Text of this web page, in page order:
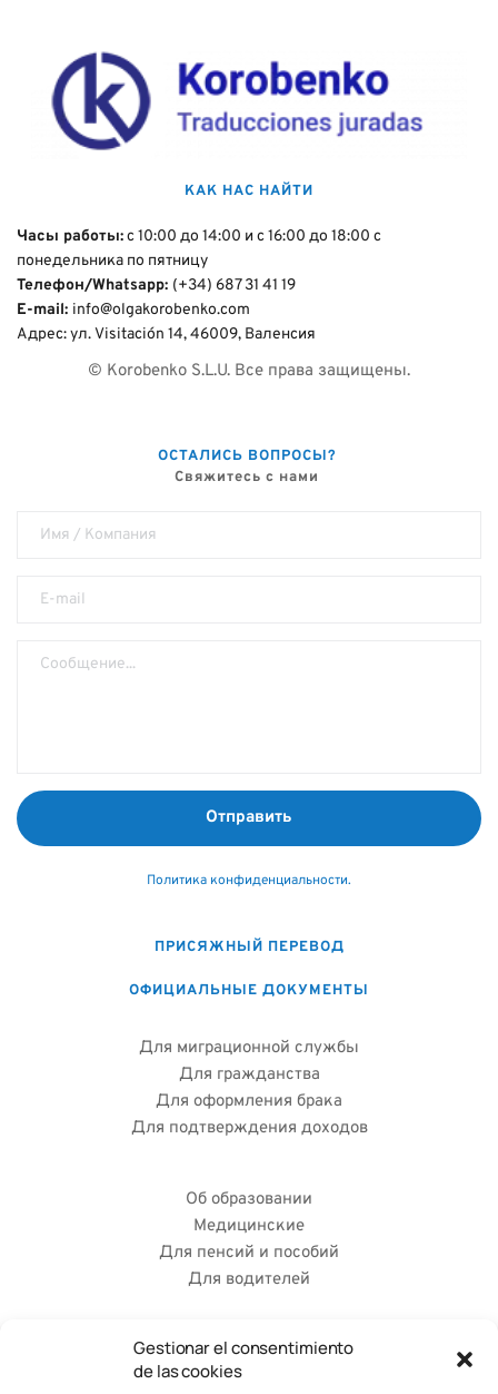
Gestionar el consentimiento
de las cookies
КАК НАС НАЙТИ
Часы работы: с 10:00 до 14:00 и с 16:00 до 18:00 с
понедельника по пятницу
Телефон/Whatsapp: (+34) 687 31 41 19
E-mail: info@olgakorobenko.com
Адрес: ул. Visitación 14, 46009, Валенсия
© Korobenko S.L.U. Все права защищены.
ОСТАЛИСЬ ВОПРОСЫ?
Свяжитесь с нами
Отправить
Политика конфиденциальности.
ПРИСЯЖНЫЙ ПЕРЕВОД
ОФИЦИАЛЬНЫЕ ДОКУМЕНТЫ
Для миграционной службы
Для гражданства
Для оформления брака
Для подтверждения доходов
Об образовании
Медицинские
Для пенсий и пособий
Для водителей
ЧАСТО ЗАДАВАЕМЫЕ ВОПРОСЫ